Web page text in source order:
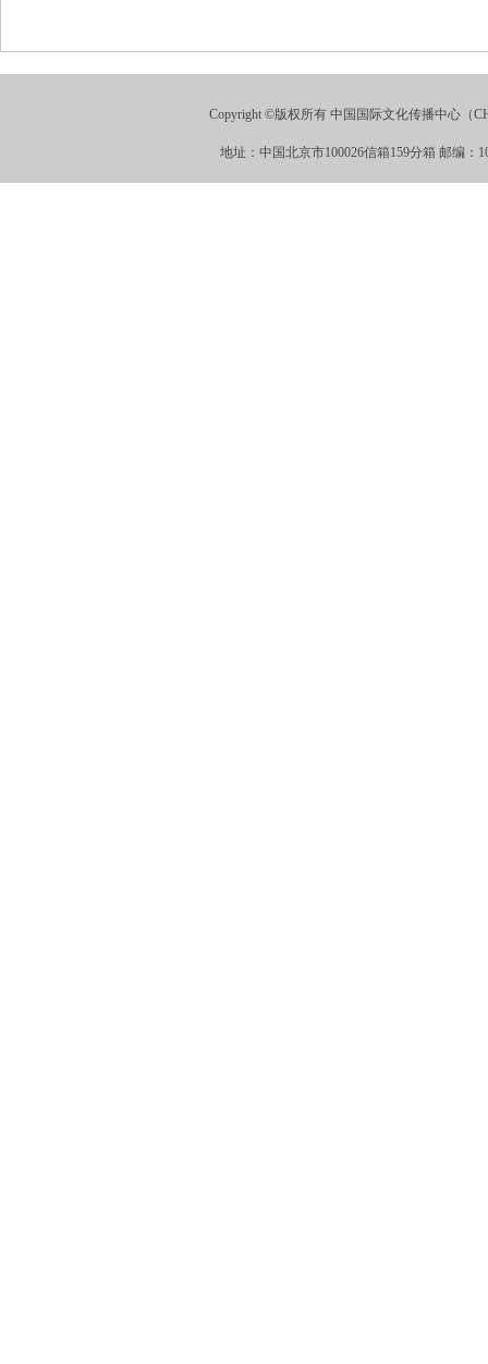
Copyright ©版权所有 中国国际文化传播中心（
地址：中国北京市100026信箱159分箱 邮编：